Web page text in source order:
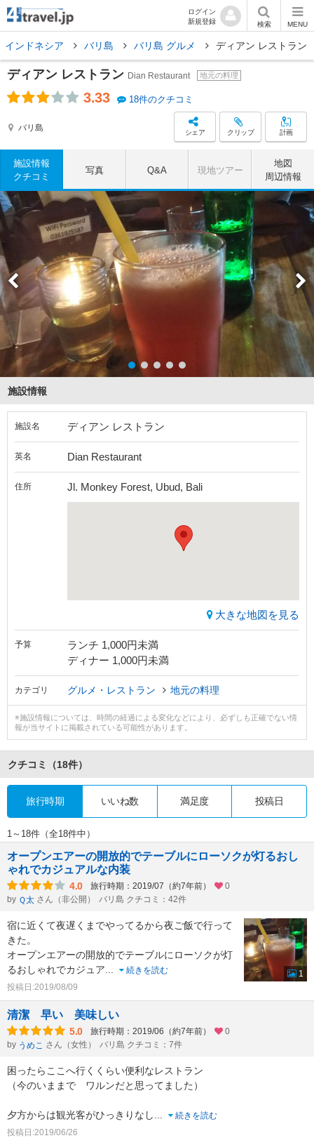
ログイン
新規登録
検索 MENU
インドネシア バリ島 バリ島 グルメ ディアン レストラン
ディアン レストラン Dian Restaurant 地元の料理
3.33 18件のクチコミ
バリ島 シェア クリップ 計画
施設情報
クチコミ
写真 Q&A 現地ツアー
地図
周辺情報
施設情報
施設名 ディアン レストラン
英名 Dian Restaurant
住所 Jl. Monkey Forest, Ubud, Bali
大きな地図を見る
予算
ランチ 1,000円未満
ディナー 1,000円未満
カテゴリ グルメ・レストラン 地元の料理
※施設情報については、時間の経過による変化などにより、必ずしも正確でない情
報が当サイトに掲載されている可能性があります。
クチコミ （18件）
旅行時期 いいね数 満足度 投稿日
1～18件（全18件中）
オープンエアーの開放的でテーブルにローソクが灯るおし
ゃれでカジュアルな内装
4.0 旅行時期：2019/07（約7年前）
0
by Ｑ太 さん（非公開） バリ島 クチコミ：42件
宿に近くて夜遅くまでやってるから夜ご飯で行って
きた。
オープンエアーの開放的でテーブルにローソクが灯
るおしゃれでカジュア...
続きを読む
投稿日:2019/08/09
1
清潔 早い 美味しい
5.0 旅行時期：2019/06（約7年前）
0
by うめこ さん（女性） バリ島 クチコミ：7件
困ったらここへ行くくらい便利なレストラン
（今のいままで ワルンだと思ってました）
夕方からは観光客がひっきりなし...
続きを読む
投稿日:2019/06/26